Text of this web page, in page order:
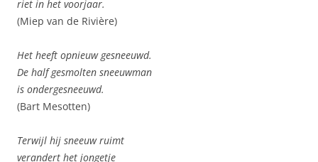
riet in het voorjaar.
(Miep van de Rivière)
Het heeft opnieuw gesneeuwd.
De half gesmolten sneeuwman
is ondergesneeuwd.
(Bart Mesotten)
Terwijl hij sneeuw ruimt
verandert het jongetje